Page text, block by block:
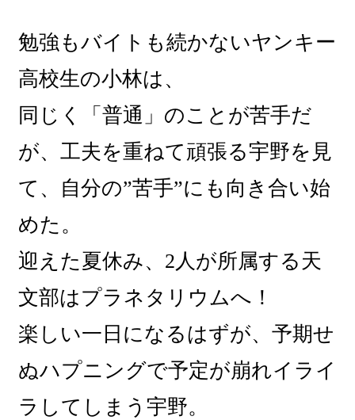
勉強もバイトも続かないヤンキー
高校生の小林は、
同じく「普通」のことが苦手だ
が、工夫を重ねて頑張る宇野を見
て、自分の”苦手”にも向き合い始
めた。
迎えた夏休み、2人が所属する天
文部はプラネタリウムへ！
楽しい一日になるはずが、予期せ
ぬハプニングで予定が崩れイライ
ラしてしまう宇野。